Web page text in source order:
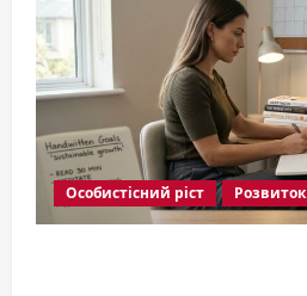
Особистісний ріст Розвиток